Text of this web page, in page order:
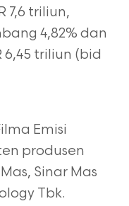
7,6 triliun,
4,82% dan
triliun (bid
Emisi
produsen
Sinar Mas
Tbk.